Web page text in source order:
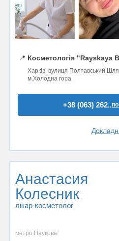
📍 Косметологія "Rayskaya
Харків, вулиця Полтавський
м.Холодна гора
+38 (063) 262..
Анастасия
Колесник
лікар-косметолог
метро Наукова